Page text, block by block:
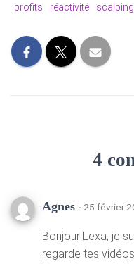
profits
réactivité scalping
4
Agnes · 25 février
Bonjour Lexa, je
regarde tes